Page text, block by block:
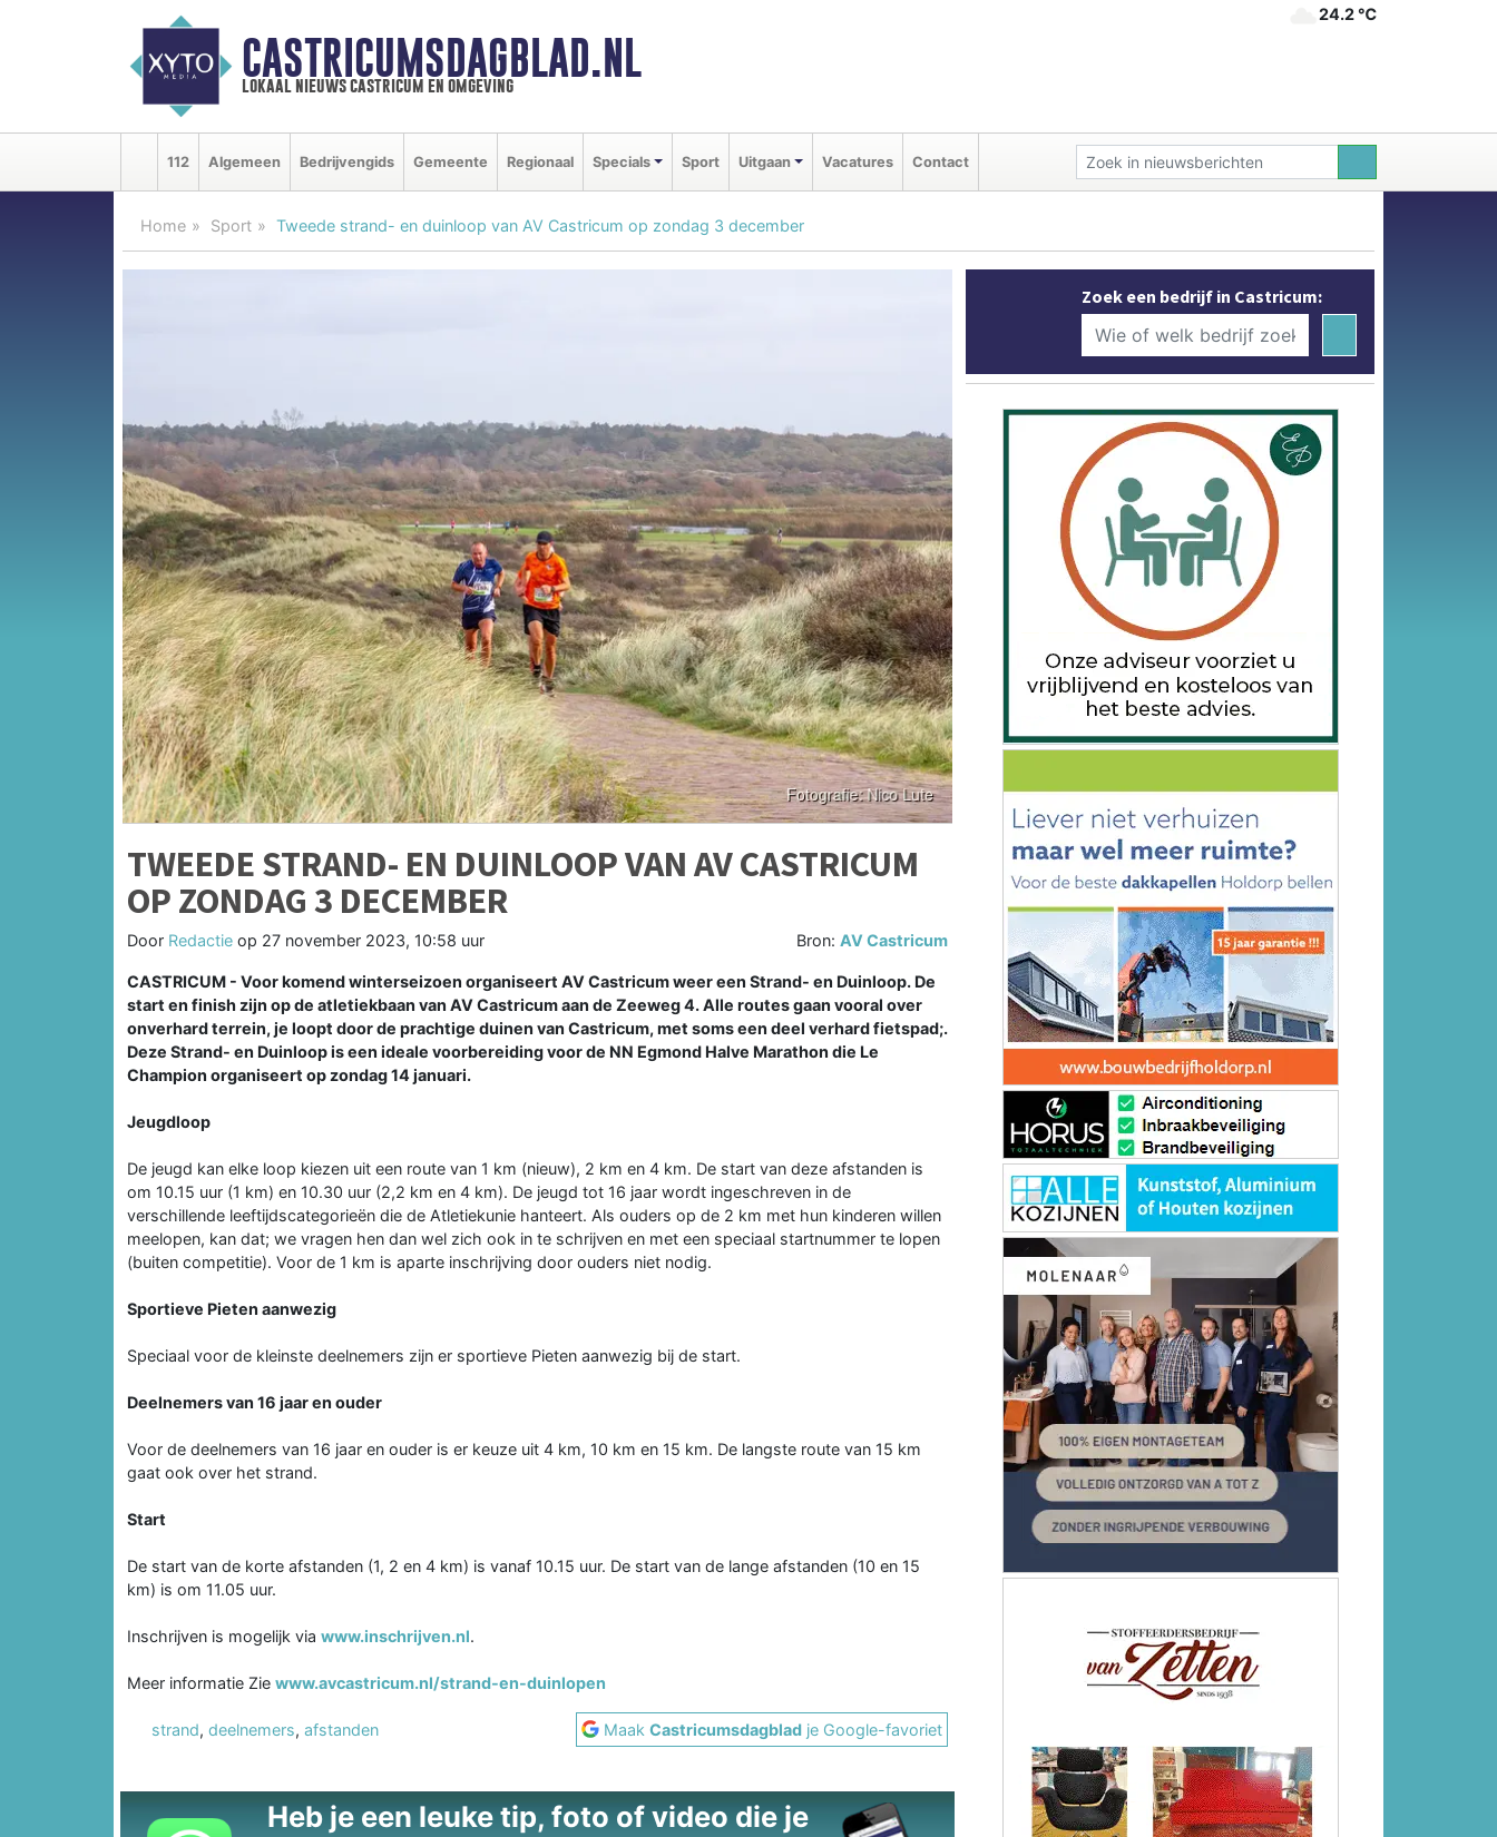
CASTRICUMSDAGBLAD.NL
lokaal nieuws castricum en omgeving
24.2 ℃
112 Algemeen Bedrijvengids Gemeente Regionaal Specials Sport Uitgaan Vacatures Contact
Home Sport Tweede strand- en duinloop van AV Castricum op zondag 3 december
TWEEDE STRAND- EN DUINLOOP VAN AV CASTRICUM
OP ZONDAG 3 DECEMBER
Door Redactie op 27 november 2023, 10:58 uur Bron:AV Castricum
CASTRICUM - Voor komend winterseizoen organiseert AV Castricum weer een Strand- en Duinloop. De
start en finish zijn op de atletiekbaan van AV Castricum aan de Zeeweg 4. Alle routes gaan vooral over
onverhard terrein, je loopt door de prachtige duinen van Castricum, met soms een deel verhard fietspad;.
Deze Strand- en Duinloop is een ideale voorbereiding voor de NN Egmond Halve Marathon die Le
Champion organiseert op zondag 14 januari.
Jeugdloop
De jeugd kan elke loop kiezen uit een route van 1 km (nieuw), 2 km en 4 km. De start van deze afstanden is
om 10.15 uur (1 km) en 10.30 uur (2,2 km en 4 km). De jeugd tot 16 jaar wordt ingeschreven in de
verschillende leeftijdscategorieën die de Atletiekunie hanteert. Als ouders op de 2 km met hun kinderen willen
meelopen, kan dat; we vragen hen dan wel zich ook in te schrijven en met een speciaal startnummer te lopen
(buiten competitie). Voor de 1 km is aparte inschrijving door ouders niet nodig.
Sportieve Pieten aanwezig
Speciaal voor de kleinste deelnemers zijn er sportieve Pieten aanwezig bij de start.
Deelnemers van 16 jaar en ouder
Voor de deelnemers van 16 jaar en ouder is er keuze uit 4 km, 10 km en 15 km. De langste route van 15 km
gaat ook over het strand.
Start
De start van de korte afstanden (1, 2 en 4 km) is vanaf 10.15 uur. De start van de lange afstanden (10 en 15
km) is om 11.05 uur.
Inschrijven is mogelijk via www.inschrijven.nl.
Meer informatie Zie www.avcastricum.nl/strand-en-duinlopen
strand, deelnemers, afstanden MaakCastricumsdagblad je Google-favoriet
Heb je een leuke tip, foto of video die je
Zoek een bedrijf in Castricum: